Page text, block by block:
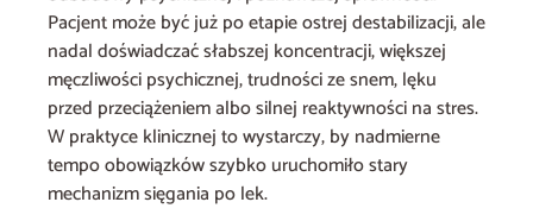
Pacjent może być już po etapie ostrej destabilizacji, ale
nadal doświadczać słabszej koncentracji, większej
męczliwości psychicznej, trudności ze snem, lęku
przed przeciążeniem albo silnej reaktywności na stres.
W praktyce klinicznej to wystarczy, by nadmierne
tempo obowiązków szybko uruchomiło stary
mechanizm sięgania po lek.